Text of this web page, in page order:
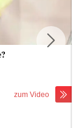
zum Video